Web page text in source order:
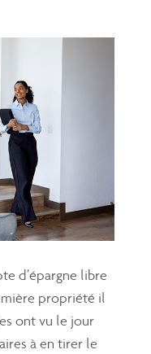
d’épargne libre
propriété il
ont vu le jour
à en tirer le